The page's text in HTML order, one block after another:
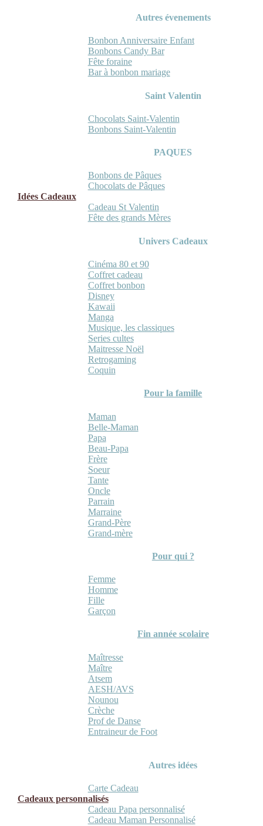
Autres évenements
Bonbon Anniversaire Enfant
Bonbons Candy Bar
Fête foraine
Bar à bonbon mariage
Saint Valentin
Chocolats Saint-Valentin
Bonbons Saint-Valentin
PAQUES
Bonbons de Pâques
Chocolats de Pâques
Idées Cadeaux
Cadeau St Valentin
Fête des grands Mères
Univers Cadeaux
Cinéma 80 et 90
Coffret cadeau
Coffret bonbon
Disney
Kawaii
Manga
Musique, les classiques
Series cultes
Maitresse Noël
Retrogaming
Coquin
Pour la famille
Maman
Belle-Maman
Papa
Beau-Papa
Frère
Soeur
Tante
Oncle
Parrain
Marraine
Grand-Père
Grand-mère
Pour qui ?
Femme
Homme
Fille
Garçon
Fin année scolaire
Maîtresse
Maître
Atsem
AESH/AVS
Nounou
Crèche
Prof de Danse
Entraineur de Foot
Autres idées
Carte Cadeau
Cadeaux personnalisés
Cadeau Papa personnalisé
Cadeau Maman Personnalisé